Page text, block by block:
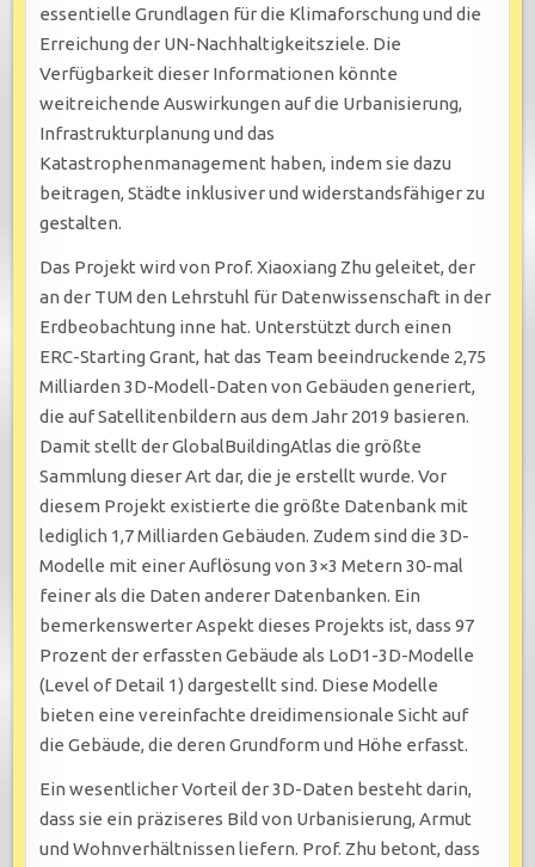
essentielle Grundlagen für die Klimaforschung und die
Erreichung der UN-Nachhaltigkeitsziele. Die
Verfügbarkeit dieser Informationen könnte
weitreichende Auswirkungen auf die Urbanisierung,
Infrastrukturplanung und das
Katastrophenmanagement haben, indem sie dazu
beitragen, Städte inklusiver und widerstandsfähiger zu
gestalten.
Das Projekt wird von Prof. Xiaoxiang Zhu geleitet, der
an der TUM den Lehrstuhl für Datenwissenschaft in der
Erdbeobachtung inne hat. Unterstützt durch einen
ERC-Starting Grant, hat das Team beeindruckende 2,75
Milliarden 3D-Modell-Daten von Gebäuden generiert,
die auf Satellitenbildern aus dem Jahr 2019 basieren.
Damit stellt der GlobalBuildingAtlas die größte
Sammlung dieser Art dar, die je erstellt wurde. Vor
diesem Projekt existierte die größte Datenbank mit
lediglich 1,7 Milliarden Gebäuden. Zudem sind die 3D-
Modelle mit einer Auflösung von 3×3 Metern 30-mal
feiner als die Daten anderer Datenbanken. Ein
bemerkenswerter Aspekt dieses Projekts ist, dass 97
Prozent der erfassten Gebäude als LoD1-3D-Modelle
(Level of Detail 1) dargestellt sind. Diese Modelle
bieten eine vereinfachte dreidimensionale Sicht auf
die Gebäude, die deren Grundform und Höhe erfasst.
Ein wesentlicher Vorteil der 3D-Daten besteht darin,
dass sie ein präziseres Bild von Urbanisierung, Armut
und Wohnverhältnissen liefern. Prof. Zhu betont, dass